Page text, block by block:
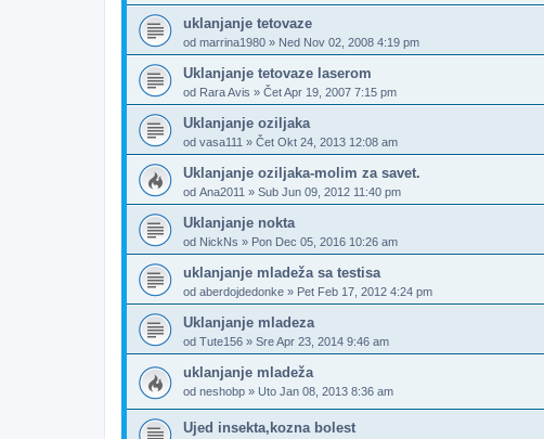
uklanjanje tetovaze
od marrina1980 » Ned Nov 02, 2008 4:19 pm
Uklanjanje tetovaze laserom
od Rara Avis » Čet Apr 19, 2007 7:15 pm
Uklanjanje oziljaka
od vasa111 » Čet Okt 24, 2013 12:08 am
Uklanjanje oziljaka-molim za savet.
od Ana2011 » Sub Jun 09, 2012 11:40 pm
Uklanjanje nokta
od NickNs » Pon Dec 05, 2016 10:26 am
uklanjanje mladeža sa testisa
od aberdojdedonke » Pet Feb 17, 2012 4:24 pm
Uklanjanje mladeza
od Tute156 » Sre Apr 23, 2014 9:46 am
uklanjanje mladeža
od neshobp » Uto Jan 08, 2013 8:36 am
Ujed insekta,kozna bolest